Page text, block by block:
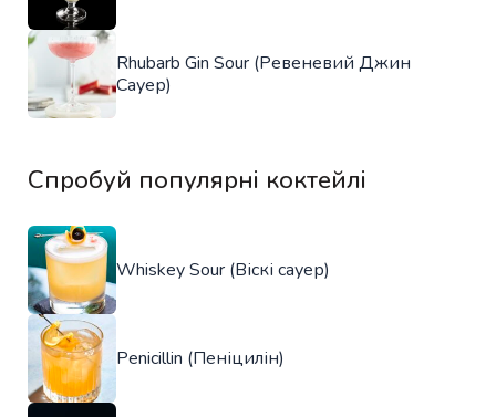
Rhubarb Gin Sour (Ревеневий Джин
Сауер)
Спробуй популярні коктейлі
Whiskey Sour (Віскі сауер)
Penicillin (Пеніцилін)